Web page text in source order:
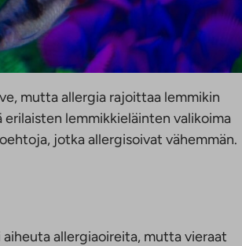
mutta allergia rajoittaa lemmikin
erilaisten lemmikkieläinten valikoima
jotka allergisoivat vähemmän.
allergiaoireita, mutta vieraat